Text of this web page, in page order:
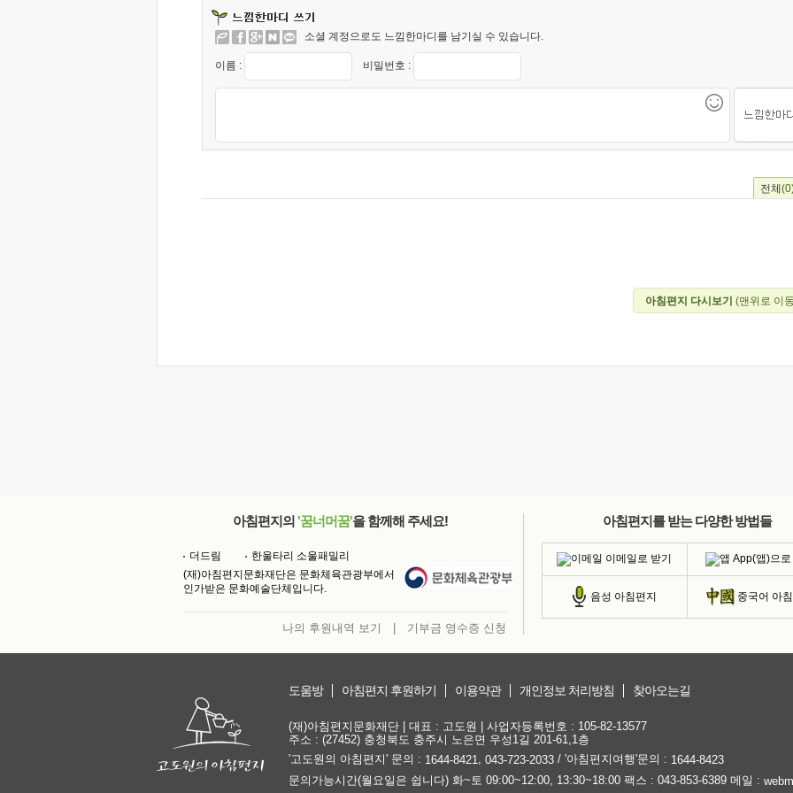
소셜 계정으로도 느낌한마디를 남기실 수 있습니다.
이름 : 비밀번호 :
전체
아침편지 다시보기 (맨위로 이
아침편지의 '꿈너머꿈'을 함께해 주세요!
더드림
한울타리 소울패밀리
(재)아침편지문화재단은 문화체육관광부에서
인가받은 문화예술단체입니다.
나의 후원내역 보기 | 기부금 영수증 신청
아침편지를 받는 다양한 방법들
이메일로 받기 App(앱)으로
음성 아침편지 중국어 아
도움방 아침편지 후원하기 이용약관 개인정보 처리방침 찾아오는길
(재)아침편지문화재단 | 대표 : 고도원 | 사업자등록번호 : 105-82-13577
주소 : (27452) 충청북도 충주시 노은면 우성1길 201-61,1층
'고도원의 아침편지' 문의 : 1644-8421 043-723-2033 / '아침편지여행'문의 : 1644-8423
문의가능시간(월요일은 쉽니다) 화~토 09:00~12:00, 13:30~18:00 팩스 : 043-853-6389 메일 :